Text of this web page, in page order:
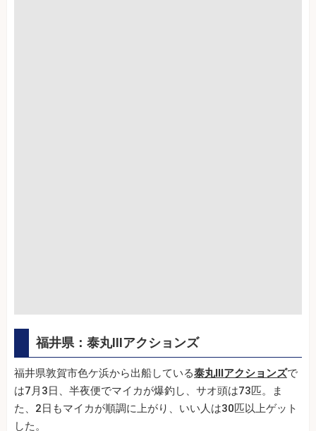
福井県：泰丸Ⅲアクションズ
福井県敦賀市色ケ浜から出船している泰丸Ⅲアクションズで
は7月3日、半夜便でマイカが爆釣し、サオ頭は73匹。ま
た、2日もマイカが順調に上がり、いい人は30匹以上ゲット
した。